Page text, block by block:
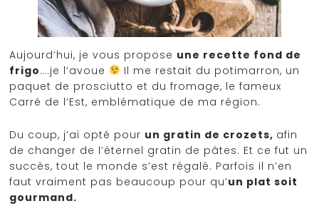
Aujourd’hui, je vous propose une recette fond de
frigo….je l’avoue
Il me restait du potimarron, un
paquet de prosciutto et du fromage, le fameux
Carré de l’Est, emblématique de ma région.
Du coup, j’ai opté pour un gratin de crozets, afin
de changer de l’éternel gratin de pâtes. Et ce fut un
succès, tout le monde s’est régalé. Parfois il n’en
faut vraiment pas beaucoup pour qu’un plat soit
gourmand.